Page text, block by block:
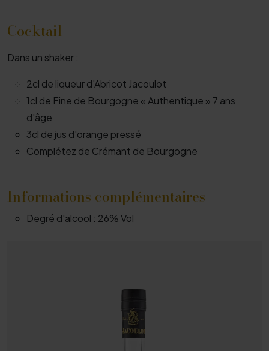
Cocktail
Dans un shaker :
2cl de liqueur d'Abricot Jacoulot
1cl de Fine de Bourgogne « Authentique » 7 ans
d'âge
3cl de jus d'orange pressé
Complétez de Crémant de Bourgogne
Informations complémentaires
Degré d'alcool : 26% Vol